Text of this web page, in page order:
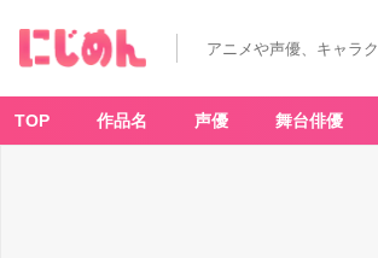
アニメや声優、キャラ
TOP 作品名 声優 舞台俳優